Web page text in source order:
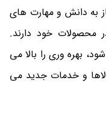
به دانش و مهارت های
محصولات خود دارند.
بهره وری را بالا می
و خدمات جدید می